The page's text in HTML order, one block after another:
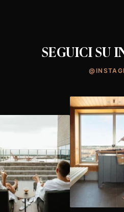
SEGUICI SU